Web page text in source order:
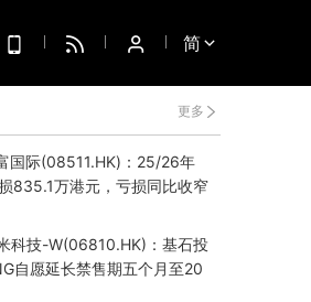
简
更多
国际(08511.HK)：25/26年
835.1万港元，亏损同比收窄
科技-W(06810.HK)：基石投
自愿延长禁售期五个月至20